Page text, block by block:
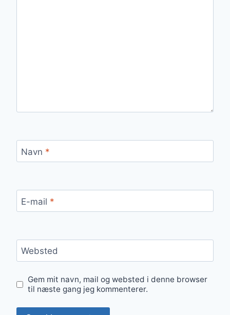
Navn *
E-mail *
Websted
Gem mit navn, mail og websted i denne browser
til næste gang jeg kommenterer.